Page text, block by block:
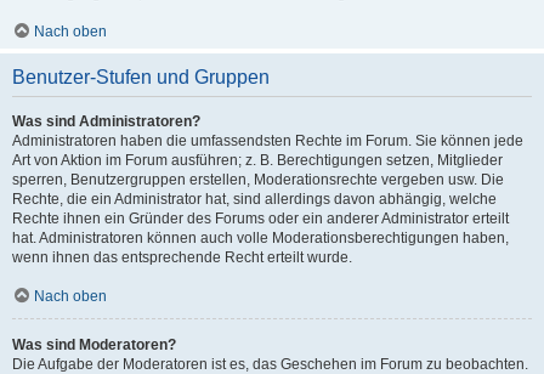
Nach oben
Benutzer-Stufen und Gruppen
Was sind Administratoren?
Administratoren haben die umfassendsten Rechte im Forum. Sie können jede
Art von Aktion im Forum ausführen; z. B. Berechtigungen setzen, Mitglieder
sperren, Benutzergruppen erstellen, Moderationsrechte vergeben usw. Die
Rechte, die ein Administrator hat, sind allerdings davon abhängig, welche
Rechte ihnen ein Gründer des Forums oder ein anderer Administrator erteilt
hat. Administratoren können auch volle Moderationsberechtigungen haben,
wenn ihnen das entsprechende Recht erteilt wurde.
Nach oben
Was sind Moderatoren?
Die Aufgabe der Moderatoren ist es, das Geschehen im Forum zu beobachten.